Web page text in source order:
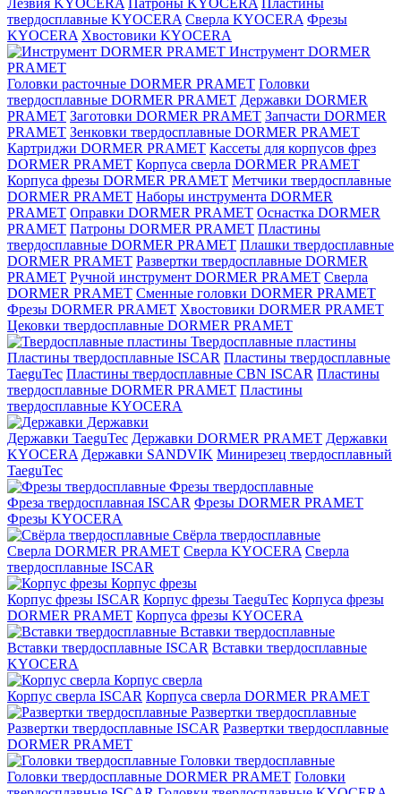
Лезвия KYOCERA Патроны KYOCERA
Пластины
твердосплавные KYOCERA Сверла KYOCERA Фрезы
KYOCERA Хвостовики KYOCERA
Инструмент DORMER
PRAMET
Головки расточные DORMER PRAMET Головки
твердосплавные DORMER PRAMET Державки DORMER
PRAMET Заготовки DORMER PRAMET Запчасти DORMER
PRAMET Зенковки твердосплавные DORMER PRAMET
Картриджи DORMER PRAMET Кассеты для корпусов фрез
DORMER PRAMET Корпуса сверла DORMER PRAMET
Корпуса фрезы DORMER PRAMET Метчики твердосплавные
DORMER PRAMET Наборы инструмента DORMER
PRAMET Оправки DORMER PRAMET Оснастка DORMER
PRAMET Патроны DORMER PRAMET Пластины
твердосплавные DORMER PRAMET Плашки твердосплавные
DORMER PRAMET Развертки твердосплавные DORMER
PRAMET Ручной инструмент DORMER PRAMET Сверла
DORMER PRAMET Сменные головки DORMER PRAMET
Фрезы DORMER PRAMET Хвостовики DORMER PRAMET
Цековки твердосплавные DORMER PRAMET
Твердосплавные пластины
Пластины твердосплавные ISCAR Пластины твердосплавные
TaeguTec Пластины твердосплавные CBN ISCAR Пластины
твердосплавные DORMER PRAMET Пластины
твердосплавные KYOCERA
Державки
Державки TaeguTec Державки DORMER PRAMET Державки
KYOCERA Державки SANDVIK Минирезец твердосплавный
TaeguTec
Фрезы твердосплавные
Фреза твердосплавная ISCAR Фрезы DORMER PRAMET
Фрезы KYOCERA
Свёрла твердосплавные
Сверла DORMER PRAMET Сверла KYOCERA Сверла
твердосплавные ISCAR
Корпус фрезы
Корпус фрезы ISCAR Корпус фрезы TaeguTec Корпуса фрезы
DORMER PRAMET Корпуса фрезы KYOCERA
Вставки твердосплавные
Вставки твердосплавные ISCAR Вставки твердосплавные
KYOCERA
Корпус сверла
Корпус сверла ISCAR Корпуса сверла DORMER PRAMET
Развертки твердосплавные
Развертки твердосплавные ISCAR Развертки твердосплавные
DORMER PRAMET
Головки твердосплавные
Головки твердосплавные DORMER PRAMET Головки